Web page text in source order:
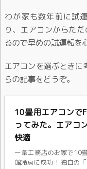
わが家も数年前に試
り、エアコンからた
るので早めの試運転を
エアコンを選ぶとき
らの記事をどうぞ。
10畳用エアコンで
ってみた。エアコ
快適
一条工務店のお家で10
館冷房に成功！ 独自の